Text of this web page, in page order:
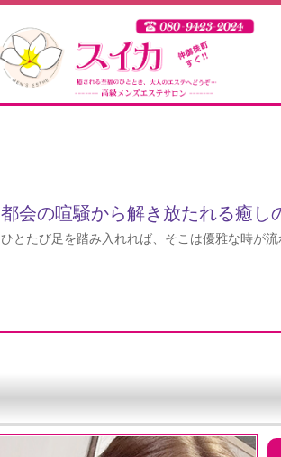
都会の喧騒から解き放たれる癒し
ひとたび足を踏み入れれば、そこは優雅な時が流